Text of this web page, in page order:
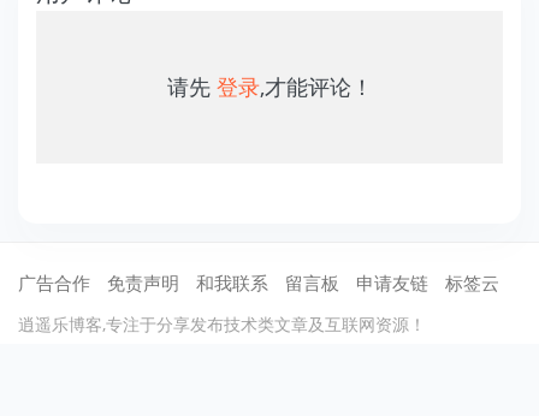
请先 登录,才能评论！
广告合作 免责声明 和我联系 留言板 申请友链 标签云
逍遥乐博客,专注于分享发布技术类文章及互联网资源！